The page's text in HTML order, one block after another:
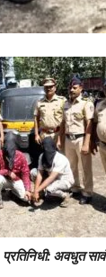
प्रतिनिधी: अवधुत